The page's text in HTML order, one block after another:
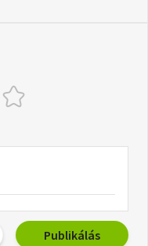
Publikálás